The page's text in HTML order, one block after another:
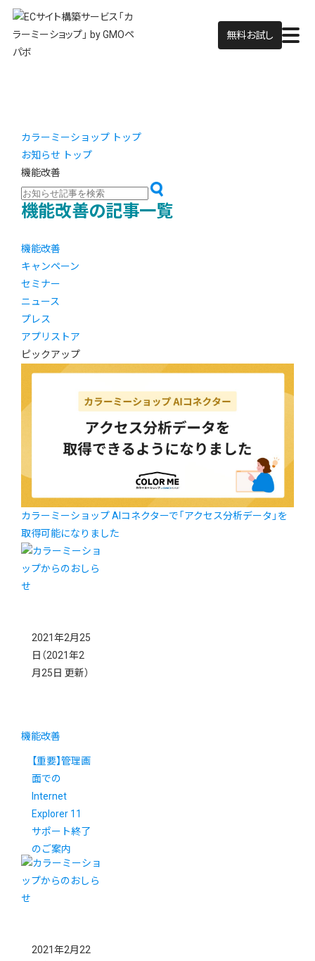
無料お試し
カラーミーショップ トップ
お知らせ トップ
機能改善
機能改善の記事一覧
機能改善
キャンペーン
セミナー
ニュース
プレス
アプリストア
ピックアップ
カラーミーショップ AIコネクターで「アクセス分析データ」を
取得可能になりました
2021年2月25
日 （2021年2
月25日 更新）
機能改善
【重要】管理画
面での
Internet
Explorer 11
サポート終了
のご案内
2021年2月22